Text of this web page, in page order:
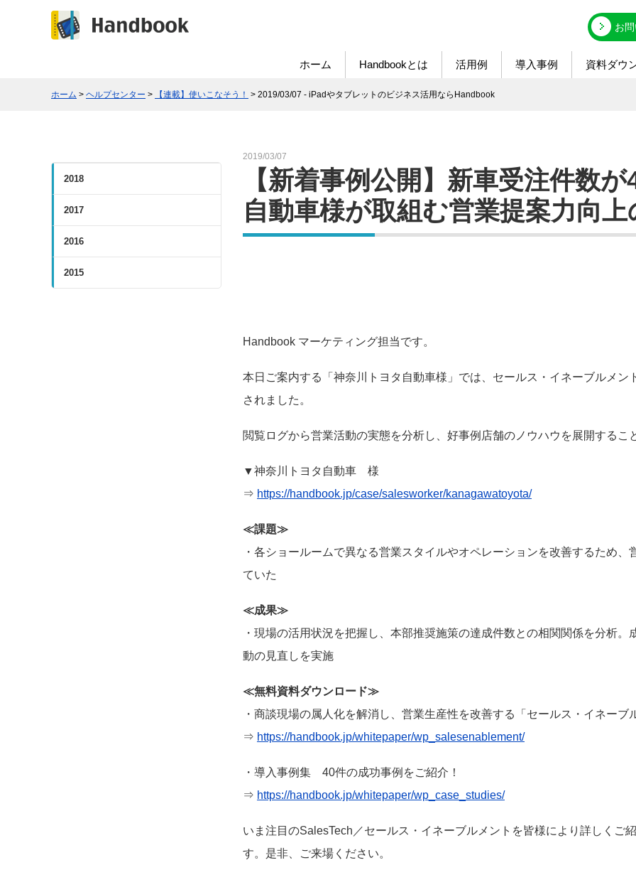
お
ホーム Handbookとは 活用例 導入事例 資料ダウ
ホーム > ヘルプセンター > 【連載】使いこなそう！ > 2019/03/07 - iPadやタブレットのビジネス活用ならHandbook
2019/03/07
【新着事例公開】新車受注件数
自動車様が取組む営業提案力向上
Handbook マーケティング担当です。
本日ご案内する「神奈川トヨタ自動車様」では、セールス・イネーブルメ
されました。
閲覧ログから営業活動の実態を分析し、好事例店舗のノウハウを展開するこ
▼神奈川トヨタ自動車 様
⇒ https://handbook.jp/case/salesworker/kanagawatoyota/
≪課題≫
・各ショールームで異なる営業スタイルやオペレーションを改善するため
ていた
≪成果≫
・現場の活用状況を把握し、本部推奨施策の達成件数との相関関係を分析
動の見直しを実施
≪無料資料ダウンロード≫
・商談現場の属人化を解消し、営業生産性を改善する「セールス・イネーブ
⇒ https://handbook.jp/whitepaper/wp_salesenablement/
・導入事例集 40件の成功事例をご紹介！
⇒ https://handbook.jp/whitepaper/wp_case_studies/
いま注目のSalesTech／セールス・イネーブルメントを皆様により詳しくご
す。是非、ご来場ください。
2018
2017
2016
2015